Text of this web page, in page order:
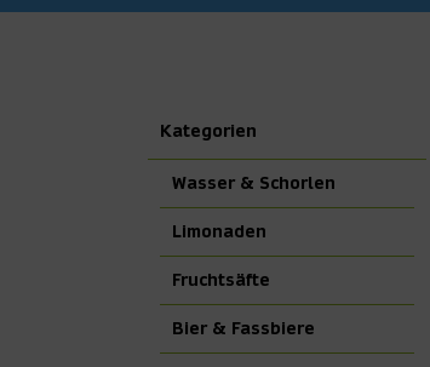
Kategorien
Wasser & Schorlen
Limonaden
Fruchtsäfte
Bier & Fassbiere